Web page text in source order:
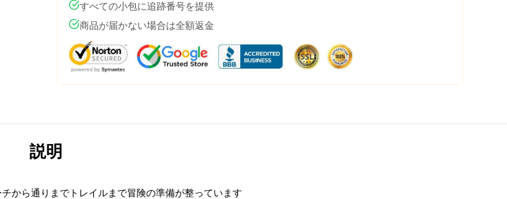
すべての小包に追跡番号を提供
商品が届かない場合は全額返金
説明
から通りまでトレイルまで冒険の準備が整っています